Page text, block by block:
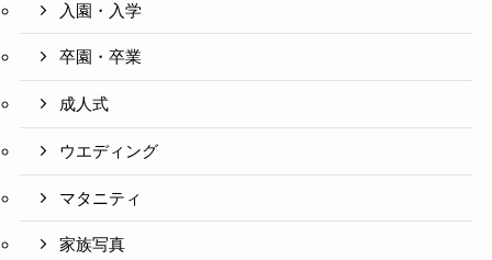
入園・入学
卒園・卒業
成人式
ウエディング
マタニティ
家族写真